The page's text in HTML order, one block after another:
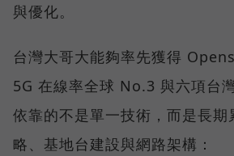
與優化。
台灣大哥大能夠率先獲得
5G 在線率全球 No.3 與六項台
依靠的不是單一技術，而是長期
略、基地台建設與網路架構：